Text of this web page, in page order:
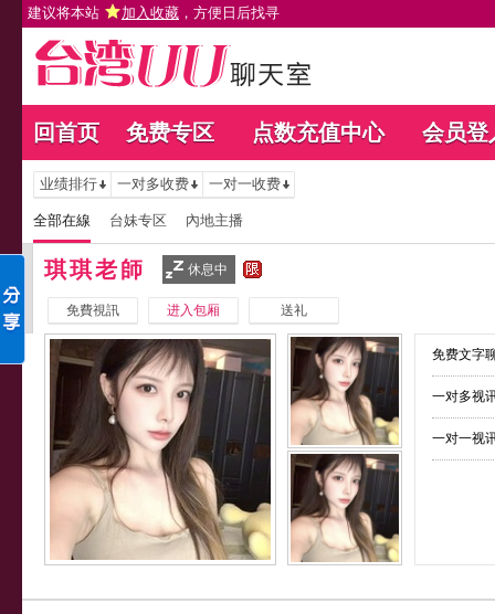
建议将本站 加入收藏 ，方便日后找寻
回首页 免费专区 点数充值中心 会员登
业绩排行 一对多收费 一对一收费
全部在線 台妹专区 內地主播
琪琪老師 休息中
免費視訊 进入包厢 送礼
免费文字
一对多视
一对一视